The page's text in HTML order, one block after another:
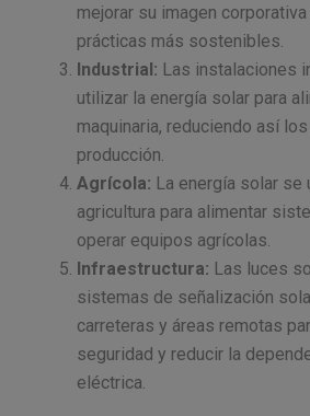
mejorar su imagen
prácticas más sostenibles.
Industrial: Las instalaciones
utilizar la energía solar para
maquinaria, reduciendo así
producción.
Agrícola: La energía solar se
agricultura para alimentar
operar equipos agrícolas.
Infraestructura: Las luces
sistemas de señalización
carreteras y áreas remotas
seguridad y reducir la
eléctrica.